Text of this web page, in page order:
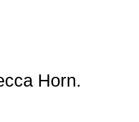
Horn.